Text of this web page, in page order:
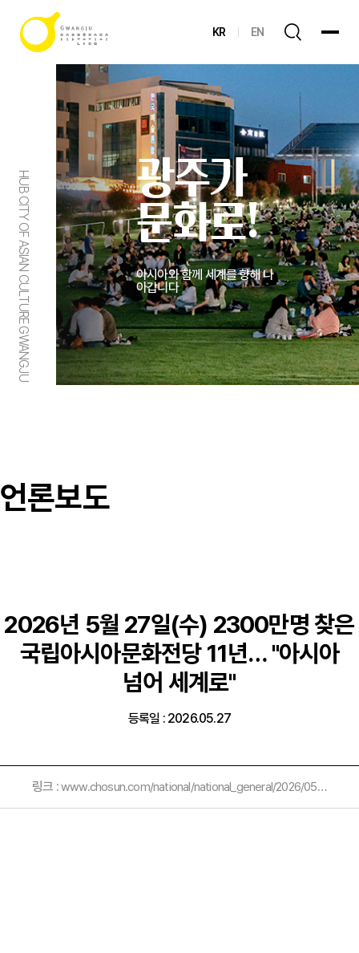
KR EN
HUB CITY OF ASIAN CULTURE GWANGJU
광주가
문화로!
아시아와 함께 세계를 향해 나
아갑니다
언론보도
2026년 5월 27일(수) 2300만명 찾은
국립아시아문화전당 11년… "아시아
넘어 세계로"
등록일 : 2026.05.27
링크 :www.chosun.com/national/national_general/2026/05/27/NERKOZ47OFCKTNWT4C2CRC5IW4/?utm_source=naver&utm_medium=referral&utm_campaign=naver-news